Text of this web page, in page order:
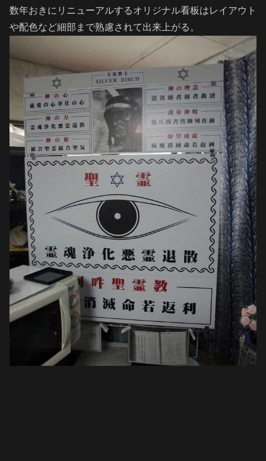
数年おきにリニューアルするオリジナル看板はレイアウト
や配色など細部まで熟慮されて出来上がる。